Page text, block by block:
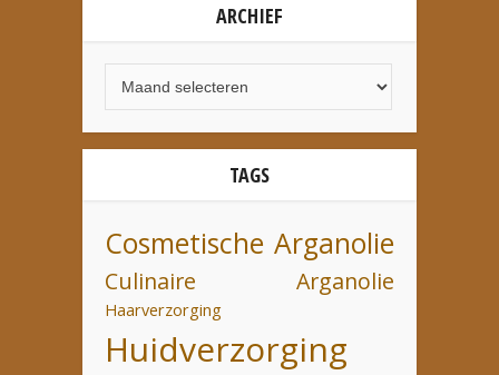
ARCHIEF
TAGS
Cosmetische Arganolie
Culinaire Arganolie
Haarverzorging
Huidverzorging